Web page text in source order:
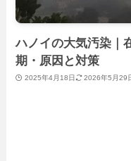
ハノイの大気汚染｜
期・原因と対策
2025年4月18日 2026年5月29